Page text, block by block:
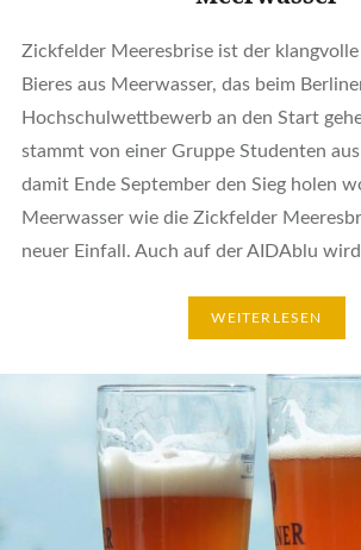
Zickfelder Meeresbrise ist der klangvolle
Bieres aus Meerwasser, das beim
Hochschulwettbewerb an den Start
stammt von einer Gruppe Studenten
damit Ende September den Sieg holen
Meerwasser wie die Zickfelder
neuer Einfall. Auch auf der AIDAblu
WEITERLESEN